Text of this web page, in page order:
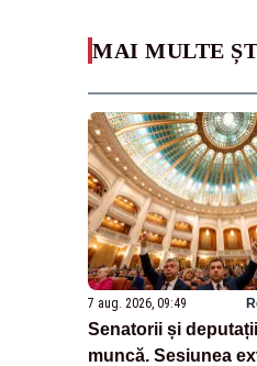
MAI MULTE
7 aug. 2026, 09:49
Senatorii și
muncă. Sesiunea